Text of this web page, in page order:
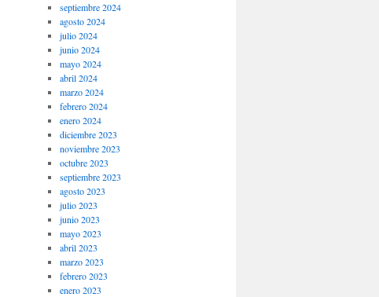
septiembre 2024
agosto 2024
julio 2024
junio 2024
mayo 2024
abril 2024
marzo 2024
febrero 2024
enero 2024
diciembre 2023
noviembre 2023
octubre 2023
septiembre 2023
agosto 2023
julio 2023
junio 2023
mayo 2023
abril 2023
marzo 2023
febrero 2023
enero 2023